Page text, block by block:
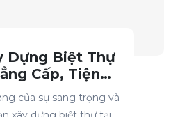
Dựng Biệt Thự
Cấp, Tiện
Năng
của sự sang trọng và